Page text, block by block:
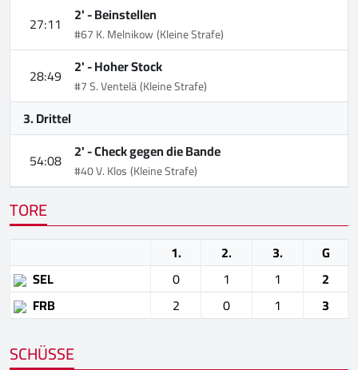
27:11
2' -Beinstellen
#67 K. Melnikow(Kleine Strafe)
28:49 2' -Hoher Stock
#7 S. Ventelä(Kleine Strafe)
3. Drittel
54:08 2' -Check gegen die Bande
#40 V. Klos(Kleine Strafe)
TORE
1. 2. 3.
G
SEL
0 1 1
2
FRB
2 0 1 3
SCHÜSSE